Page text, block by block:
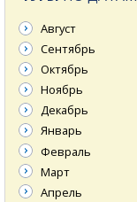
Август
Сентябрь
Октябрь
Ноябрь
Декабрь
Январь
Февраль
Март
Апрель